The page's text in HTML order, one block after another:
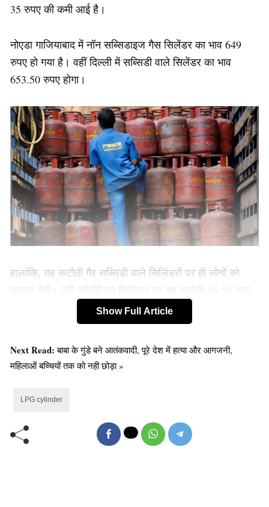
35 रुपए की कमी आई है।
नोएडा गाजियाबाद में नॉन सब्सिडाइज गैस सिलेंडर का भाव 649
रुपए हो गया है। वहीं दिल्ली में सब्सिडी वाले सिलेंडर का भाव
653.50 रुपए होगा।
हालांकि, यह कटौती गैर सब्सिडी वाले सिलिंडरों पर ही लोगों को
फायदा देगी। वहीं कॉमर्शियल सिलिंडर पर यह कटौती 46.50 रुपए
Old Random Post
लव जिहाद: दुबई भागने से पहले ही एयरपोर्ट पर करोड़ों
अगर आपका भारतीय स्टेट बैंक में खाता है, तो हो जाये
सतर्क ! क्योंकि 30 सितंबर के बाद आपके चेक, एटीएम
Show Full Article
Next Read:बाबा के गुंडे बने आतंकवादी, पूरे देश में हत्या और आगजनी,
महिलाओं बच्चियों तक को नही छोड़ा »
LPG cylinder